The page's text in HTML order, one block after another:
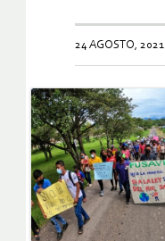
24 AGOSTO, 2021